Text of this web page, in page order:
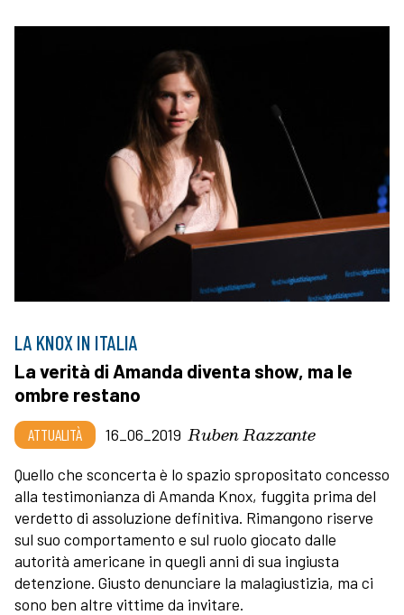
LA KNOX IN ITALIA
La verità di Amanda diventa show, ma le
ombre restano
ATTUALITÀ 16_06_2019 Ruben Razzante
Quello che sconcerta è lo spazio spropositato concesso
alla testimonianza di Amanda Knox, fuggita prima del
verdetto di assoluzione definitiva. Rimangono riserve
sul suo comportamento e sul ruolo giocato dalle
autorità americane in quegli anni di sua ingiusta
detenzione. Giusto denunciare la malagiustizia, ma ci
sono ben altre vittime da invitare.